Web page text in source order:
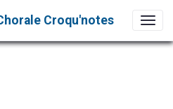
Croqu'notes